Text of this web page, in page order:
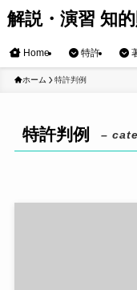
解説・演習 知
Home 特許
ホーム 特許判例
特許判例 –